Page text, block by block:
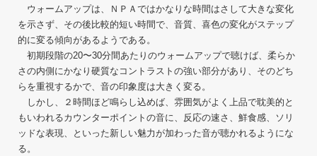
ウォームアップは、ＮＰＡではかなりな時間はさして大きな変化
を示さず、その後比較的短い時間で、音質、喜色の変化がステップ
的に変る傾向があるようである。
初期段階の20〜30分間あたりのウォームアップで聴けば、柔らか
さの内側にかなり硬質なコントラストの強い部分があり、そのどち
らを重視するかで、音の印象度は大きく変る。
しかし、２時間ほど鳴らし込めば、雰囲気がよく上品で耽美的と
もいわれるカウンターポイントの音に、反応の速さ、鮮食感、ソリ
ッドな表現、といった新しい魅力が加わった音が聴かれるようにな
る。